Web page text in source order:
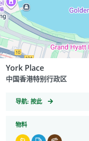
York Place
中国香港特别行政区
导航: GeoCoordinates
按此
物料